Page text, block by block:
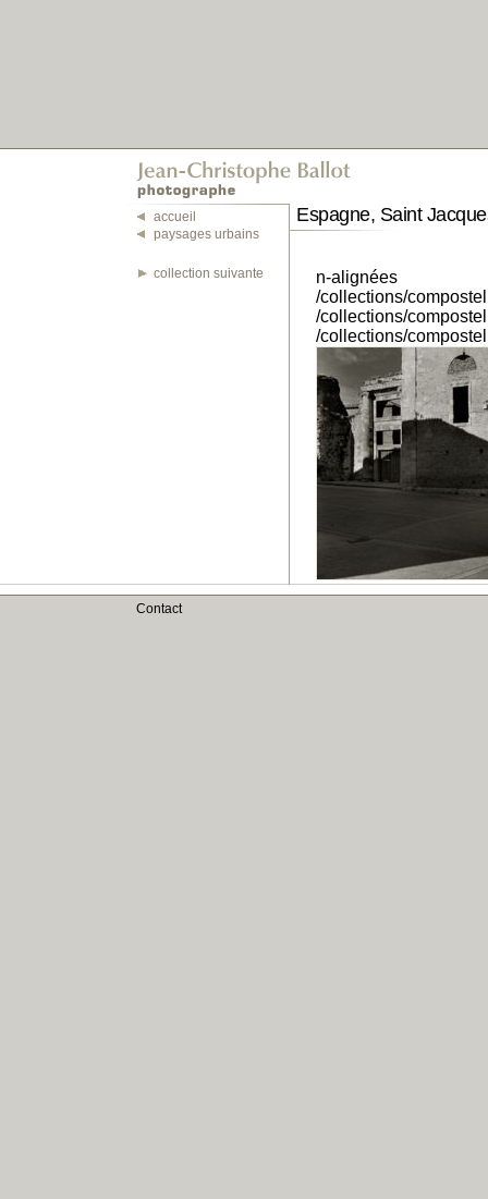
accueil
paysages urbains
collection suivante
Espagne, Saint
n-alignées
/collections/
/collections/
/collections/
Contact